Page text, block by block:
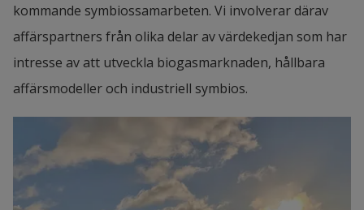
kommande symbiossamarbeten. Vi involverar därav
affärspartners från olika delar av värdekedjan som har
intresse av att utveckla biogasmarknaden, hållbara
affärsmodeller och industriell symbios.